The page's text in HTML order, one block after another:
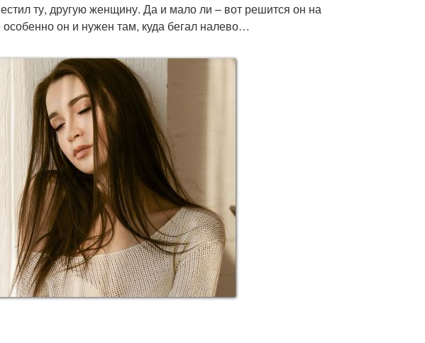
ту, другую женщину. Да и мало ли – вот решится он на
он и нужен там, куда бегал налево…